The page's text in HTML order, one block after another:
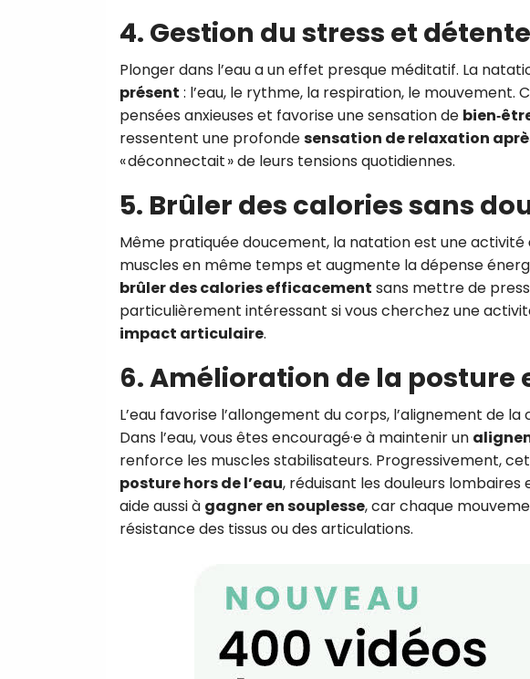
4. Gestion du stress et
Plonger dans l’eau a un effet presque méditatif. La
présent : l’eau, le rythme, la respiration, le mouvement.
pensées anxieuses et favorise une sensation de
ressentent une profondesensation de relaxation
« déconnectait » de leurs tensions quotidiennes.
5. Brûler des calories sans
Même pratiquée doucement, la natation est une activité
muscles en même temps et augmente la dépense
brûler des calories efficacement sans mettre de
particulièrement intéressant si vous cherchez une
impact articulaire.
6. Amélioration de la posture
L’eau favorise l’allongement du corps, l’alignement de
Dans l’eau, vous êtes encouragé·e à maintenir un
renforce les muscles stabilisateurs. Progressivement,
posture hors de l’eau, réduisant les douleurs
aide aussi à gagner en souplesse, car chaque
résistance des tissus ou des articulations.